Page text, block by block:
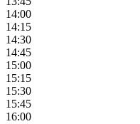
14:00
14:15
14:30
14:45
15:00
15:15
15:30
15:45
16:00